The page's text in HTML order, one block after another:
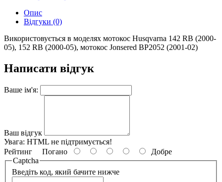
Опис
Відгуки (0)
Використовується в моделях мотокос Husqvarna 142 RB (2000-
05), 152 RB (2000-05), мотокос Jonsered BP2052 (2001-02)
Написати відгук
Ваше ім'я:
Ваш відгук
Увага: HTML не підтримується!
Рейтинг Погано
Добре
Captcha
Введіть код, який бачите нижче